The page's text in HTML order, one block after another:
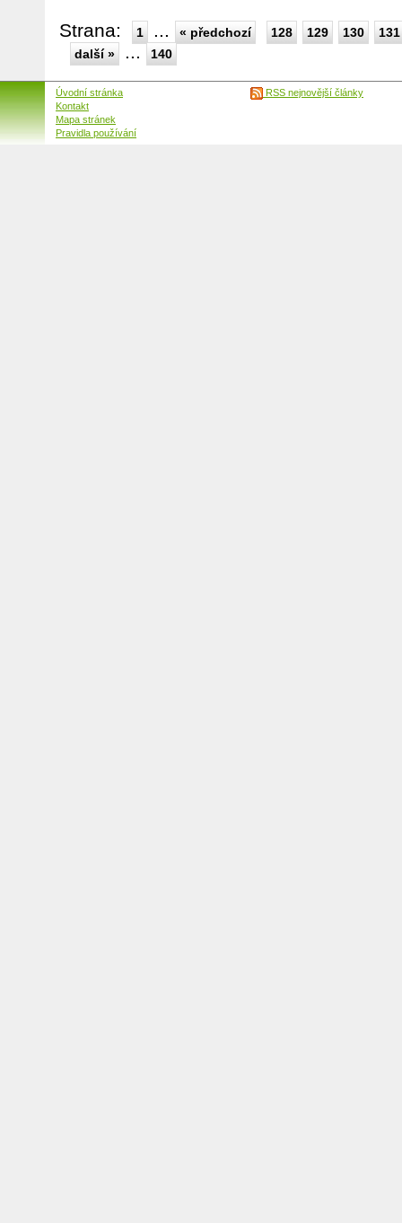
Strana: 1 ... « předchozí 128 129 130
131
další »
... 140
Úvodní stránka
Kontakt
Mapa stránek
Pravidla používání
RSS nejnovější články